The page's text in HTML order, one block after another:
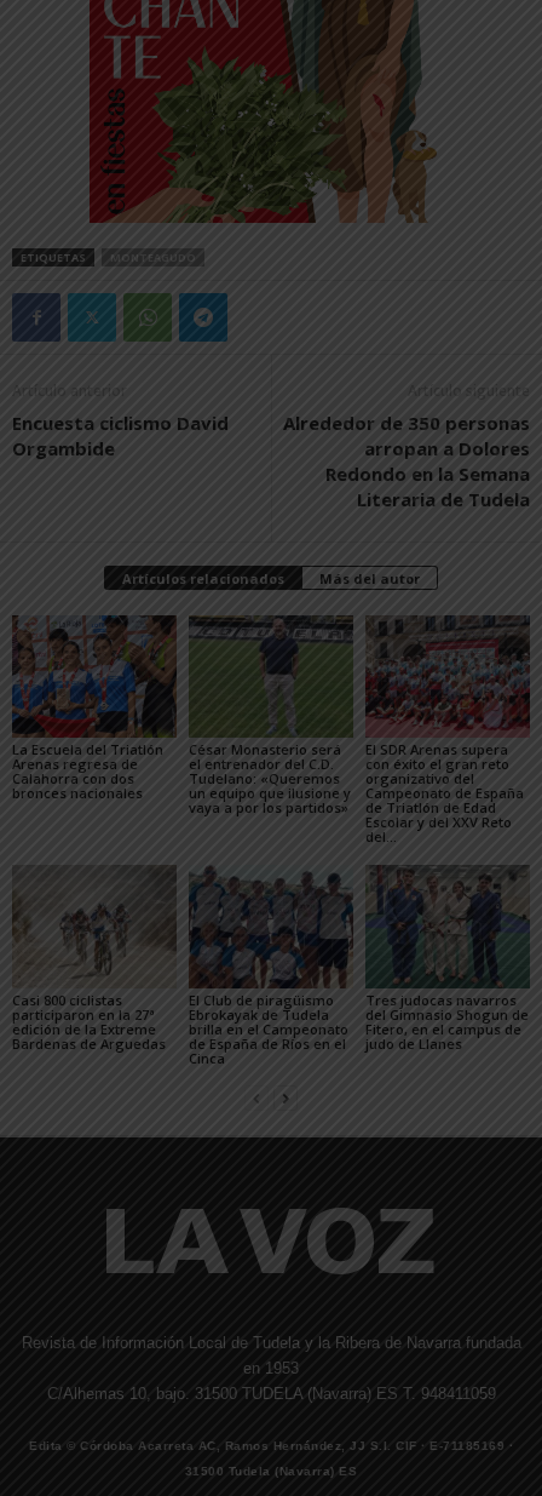
ETIQUETAS MONTEAGUDO
Artículo anterior
Encuesta ciclismo David
Orgambide
Artículo siguiente
Alrededor de 350 personas
arropan a Dolores
Redondo en la Semana
Literaria de Tudela
Artículos relacionados Más del autor
La Escuela del Triatlón
Arenas regresa de
Calahorra con dos
bronces nacionales
César Monasterio será
el entrenador del C.D.
Tudelano: «Queremos
un equipo que ilusione y
vaya a por los partidos»
El SDR Arenas supera
con éxito el gran reto
organizativo del
Campeonato de España
de Triatlón de Edad
Escolar y del XXV Reto
del...
Casi 800 ciclistas
participaron en la 27ª
edición de la Extreme
Bardenas de Arguedas
El Club de piragüismo
Ebrokayak de Tudela
brilla en el Campeonato
de España de Ríos en el
Cinca
Tres judocas navarros
del Gimnasio Shogun de
Fitero, en el campus de
judo de Llanes
Revista de Información Local de Tudela y la Ribera de Navarra fundada
en 1953
C/Alhemas 10, bajo. 31500 TUDELA (Navarra) ES T. 948411059
Edita © Córdoba Acarreta AC, Ramos Hernández, JJ S.I. CIF · E-71185169 ·
31500 Tudela (Navarra) ES